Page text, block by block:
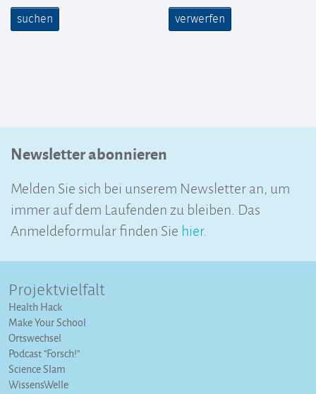
suchen verwerfen
Newsletter abonnieren
Melden Sie sich bei unserem Newsletter an, um
immer auf dem Laufenden zu bleiben. Das
Anmeldeformular finden Sie hier.
Projektvielfalt
Health Hack
Make Your School
Ortswechsel
Podcast "Forsch!"
Science Slam
WissensWelle